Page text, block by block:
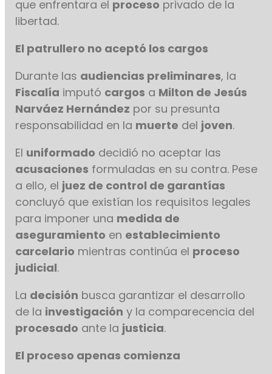
que enfrentara el proceso privado de la
libertad.
El patrullero no aceptó los cargos
Durante las audiencias preliminares, la
Fiscalía imputó cargos a Milton de Jesús
Narváez Hernández por su presunta
responsabilidad en la muerte del joven.
El uniformado decidió no aceptar las
acusaciones formuladas en su contra. Pese
a ello, el juez de control de garantías
concluyó que existían los requisitos legales
para imponer una medida de
aseguramiento en establecimiento
carcelario mientras continúa el proceso
judicial.
La decisión busca garantizar el desarrollo
de la investigación y la comparecencia del
procesado ante la justicia.
El proceso apenas comienza